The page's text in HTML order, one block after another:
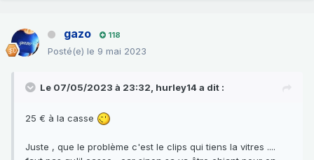
gazo 118
Posté(e) le 9 mai 2023
Le 07/05/2023 à 23:32, hurley14 a dit :
25 € à la casse
Juste , que le problème c'est le clips qui tiens la vitres ....